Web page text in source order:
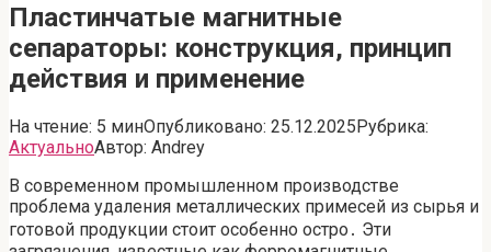
Пластинчатые магнитные
сепараторы: конструкция, принцип
действия и применение
На чтение: 5 минОпубликовано: 25.12.2025Рубрика:
АктуальноАвтор: Andrey
В современном промышленном производстве
проблема удаления металлических примесей из сырья и
готовой продукции стоит особенно остро․ Эти